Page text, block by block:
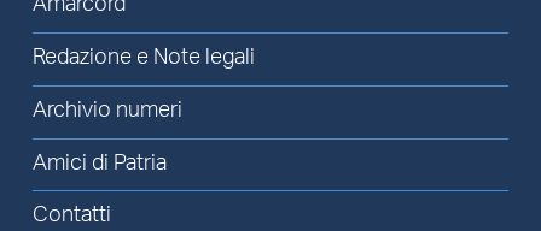
Amarcord
Redazione e Note legali
Archivio numeri
Amici di Patria
Contatti